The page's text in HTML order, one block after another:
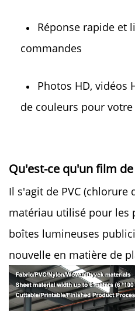
Réponse rapide et
commandes
Photos HD, vidéos
de couleurs pour
Qu'est-ce qu'un film
Il s'agit de PVC (chlorure
matériau utilisé pour les
boîtes lumineuses
nouvelle en matière de